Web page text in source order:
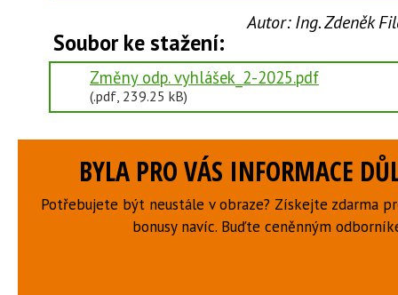
Autor:Ing. Zdeněk
Soubor ke stažení:
Změny odp. vyhlášek_2-2025.pdf
(.pdf, 239.25 kB)
BYLA PRO VÁS INFORMACE
Potřebujete být neustále v obraze? Získejte zdarma
bonusy navíc. Buďte ceněnným